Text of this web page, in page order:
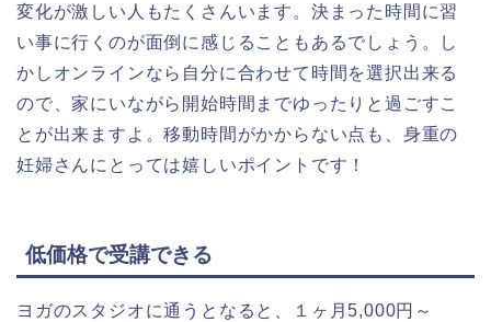
変化が激しい人もたくさんいます。決まった時間に習
い事に行くのが面倒に感じることもあるでしょう。し
かしオンラインなら自分に合わせて時間を選択出来る
ので、家にいながら開始時間までゆったりと過ごすこ
とが出来ますよ。移動時間がかからない点も、身重の
妊婦さんにとっては嬉しいポイントです！
低価格で受講できる
ヨガのスタジオに通うとなると、１ヶ月5,000円～